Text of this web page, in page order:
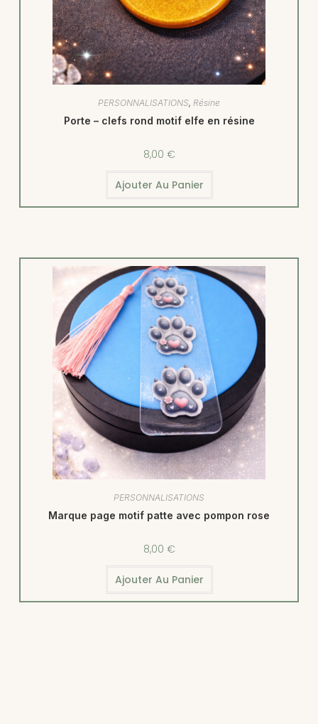
PERSONNALISATIONS, Résine
Porte – clefs rond motif elfe en résine
8,00 €
Ajouter Au Panier
PERSONNALISATIONS
Marque page motif patte avec pompon rose
8,00 €
Ajouter Au Panier